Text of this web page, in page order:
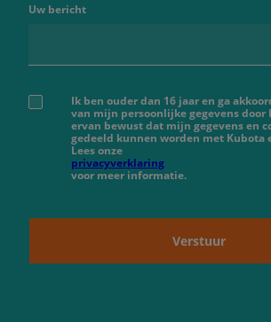
Uw bericht
Ik ben ouder dan 16 jaar en ga
van mijn persoonlijke gegevens door
ervan bewust dat mijn gegevens en
gedeeld kunnen worden met Kubota
Lees onze
privacyverklaring
voor meer informatie.
Verstuur